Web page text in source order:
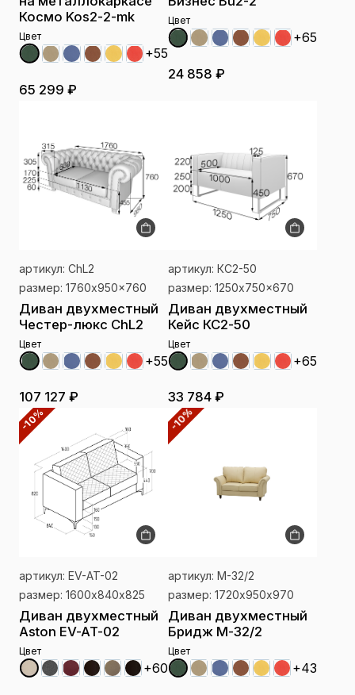
Космо Kos2-2-mk
Цвет
+55
65 299 ₽
Цвет
+65
24 858 ₽
артикул: СhL2
размер: 1760x950x760
Диван двухместный
Честер-люкс СhL2
Цвет
+55
107 127 ₽
артикул: КС2-50
размер: 1250x750x670
Диван двухместный
Кейс КС2-50
Цвет
+65
33 784 ₽
-10%
артикул: EV-AT-02
размер: 1600х840х825
Диван двухместный
Aston EV-AT-02
Цвет
+60
-10%
артикул: М-32/2
размер: 1720х950х970
Диван двухместный
Бридж М-32/2
Цвет
+43